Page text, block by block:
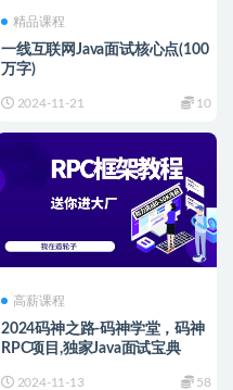
精品课程
一线互联网Java面试核心点(100
万字)
2024-11-21 10
高薪课程
2024码神之路-码神学堂，码神
RPC项目,独家Java面试宝典
2024-11-13 58